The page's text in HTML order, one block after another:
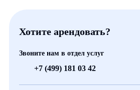
Хотите арендовать?
Звоните нам в отдел услуг
+7 (499) 181 03 42